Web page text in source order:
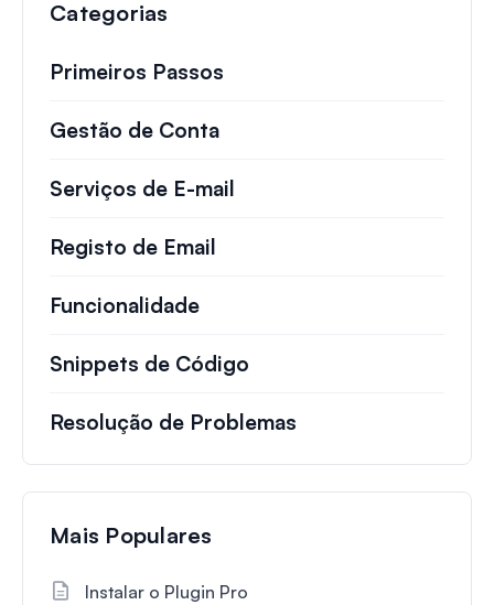
Categorias
Primeiros Passos
Gestão de Conta
Serviços de E-mail
Registo de Email
Funcionalidade
Snippets de Código
Resolução de Problemas
Mais Populares
Instalar o Plugin Pro